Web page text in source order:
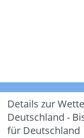
Details zur
Deutschland -
für Deutschland